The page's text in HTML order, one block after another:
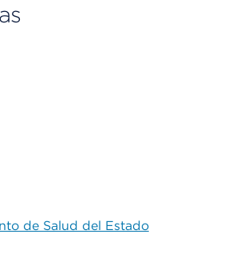
de Salud del Estado